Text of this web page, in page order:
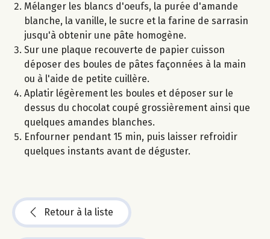
Mélanger les blancs d'oeufs, la purée d'amande
blanche, la vanille, le sucre et la farine de sarrasin
jusqu'à obtenir une pâte homogène.
Sur une plaque recouverte de papier cuisson
déposer des boules de pâtes façonnées à la main
ou à l'aide de petite cuillère.
Aplatir légèrement les boules et déposer sur le
dessus du chocolat coupé grossièrement ainsi que
quelques amandes blanches.
Enfourner pendant 15 min, puis laisser refroidir
quelques instants avant de déguster.
Retour à la liste